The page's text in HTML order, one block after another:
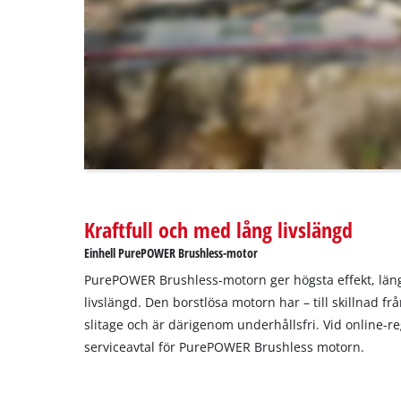
are
not
disclosed
visitor.
website
owner
setup
the
site
with
their
CMP
add
Kraftfull och med lång livslängd
Einhell PurePOWER Brushless-motor
PurePOWER Brushless-motorn ger högsta effekt,
livslängd. Den borstlösa motorn har – till skillnad
slitage och är därigenom underhållsfri. Vid online-
serviceavtal för PurePOWER Brushless motorn.